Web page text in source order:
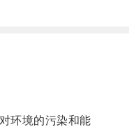
环境的污染和能